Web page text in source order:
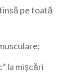
pe toată
la mişcări